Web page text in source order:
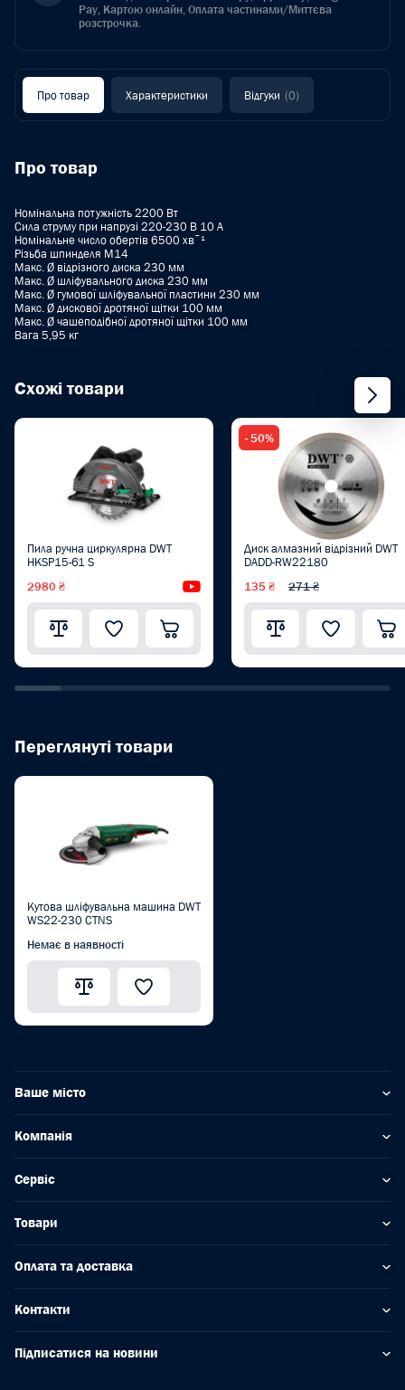
Pay, Картою онлайн, Оплата частинами/Миттєва
розстрочка.
Про товар Характеристики Відгуки (0)
Про товар
Номінальна потужність 2200 Вт
Сила струму при напрузі 220-230 В 10 A
Номінальне число обертів 6500 хвˉ¹
Різьба шпинделя M14
Макс. Ø відрізного диска 230 мм
Макс. Ø шліфувального диска 230 мм
Макс. Ø гумової шліфувальної пластини 230 мм
Макс. Ø дискової дротяної щітки 100 мм
Макс. Ø чашеподібної дротяної щітки 100 мм
Вага 5,95 кг
Схожі товари
Пила ручна циркулярна DWT
HKSP15-61 S
2980 ₴ Відеоогляд
- 50%
Диск алмазний відрізний DWT
DADD-RW22180
135 ₴ 271 ₴
Переглянуті товари
Кутова шліфувальна машина DWT
WS22-230 CTNS
Немає в наявності
Ваше місто
Компанія
Сервіс
Товари
Оплата та доставка
Контакти
Підписатися на новини